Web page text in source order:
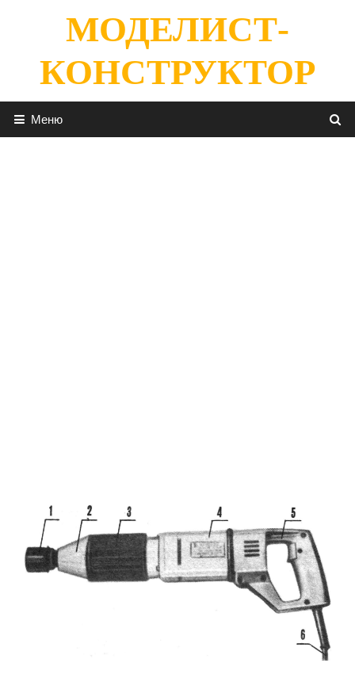
содержимомуМОДЕЛИСТ-
КОНСТРУКТОР
Меню